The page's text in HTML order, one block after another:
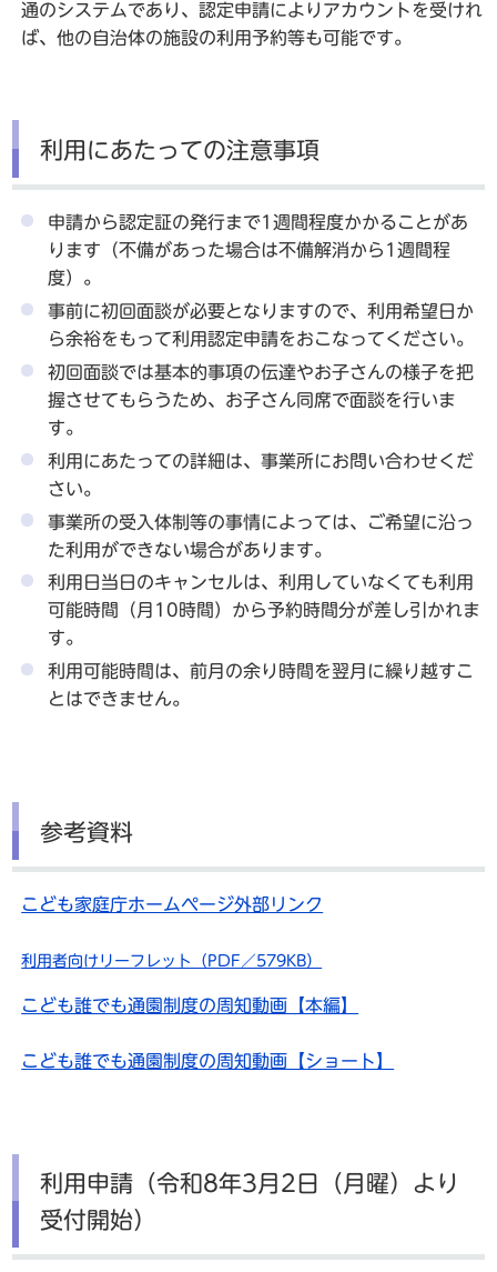
通のシステムであり、認定申請によりアカウントを受けれ
ば、他の自治体の施設の利用予約等も可能です。
利用にあたっての注意事項
申請から認定証の発行まで1週間程度かかることがあ
ります（不備があった場合は不備解消から1週間程
度）。
事前に初回面談が必要となりますので、利用希望日か
ら余裕をもって利用認定申請をおこなってください。
初回面談では基本的事項の伝達やお子さんの様子を把
握させてもらうため、お子さん同席で面談を行いま
す。
利用にあたっての詳細は、事業所にお問い合わせくだ
さい。
事業所の受入体制等の事情によっては、ご希望に沿っ
た利用ができない場合があります。
利用日当日のキャンセルは、利用していなくても利用
可能時間（月10時間）から予約時間分が差し引かれま
す。
利用可能時間は、前月の余り時間を翌月に繰り越すこ
とはできません。
参考資料
こども家庭庁ホームページ外部リンク
利用者向けリーフレット（PDF／579KB）
こども誰でも通園制度の周知動画【本編】
こども誰でも通園制度の周知動画【ショート】
利用申請（令和8年3月2日（月曜）より
受付開始）